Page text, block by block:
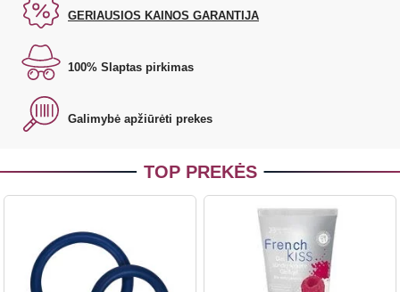
GERIAUSIOS KAINOS GARANTIJA
100% Slaptas pirkimas
Galimybė apžiūrėti prekes
TOP PREKĖS